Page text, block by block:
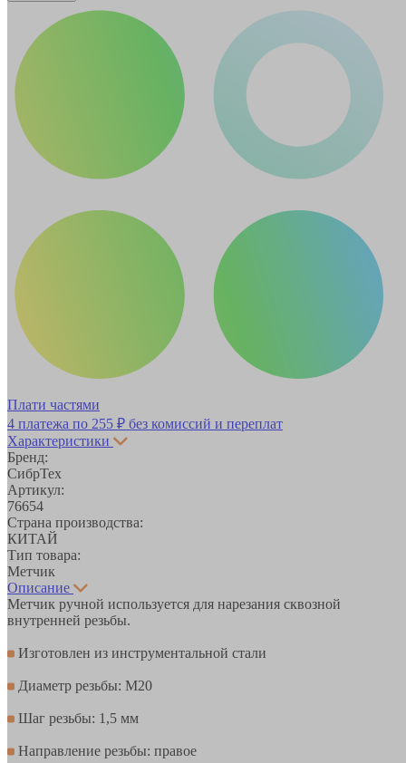
Плати частями
4 платежа по 255 ₽ без комиссий и переплат
Характеристики
Бренд:
СибрТех
Артикул:
76654
Страна производства:
КИТАЙ
Тип товара:
Метчик
Описание
Метчик ручной используется для нарезания сквозной
внутренней резьбы.
Изготовлен из инструментальной стали
Диаметр резьбы: M20
Шаг резьбы: 1,5 мм
Направление резьбы: правое